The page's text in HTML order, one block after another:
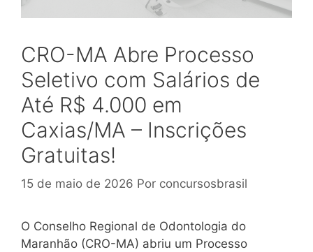
CRO-MA Abre Processo
Seletivo com Salários de
Até R$ 4.000 em
Caxias/MA – Inscrições
Gratuitas!
15 de maio de 2026 Por concursosbrasil
O Conselho Regional de Odontologia do
Maranhão (CRO-MA) abriu um Processo